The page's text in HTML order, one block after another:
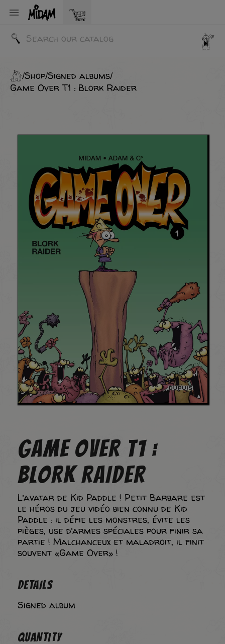

Shop Signed albums
Game Over T1 : Blork Raider
GAME OVER T1 :
BLORK RAIDER
L’avatar de Kid Paddle ! Petit Barbare est
le héros du jeu vidéo bien connu de Kid
Paddle : il défie les monstres, évite les
pièges, use d’armes spéciales pour finir sa
partie ! Malchanceux et maladroit, il finit
souvent «Game Over» !
DETAILS
Signed album
QUANTITY